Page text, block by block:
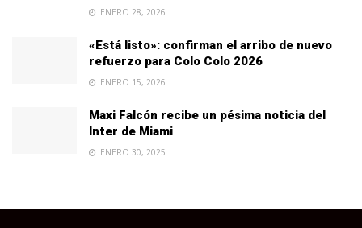
ENERO 28, 2026
«Está listo»: confirman el arribo de nuevo
refuerzo para Colo Colo 2026
ENERO 15, 2026
Maxi Falcón recibe un pésima noticia del
Inter de Miami
ENERO 30, 2025